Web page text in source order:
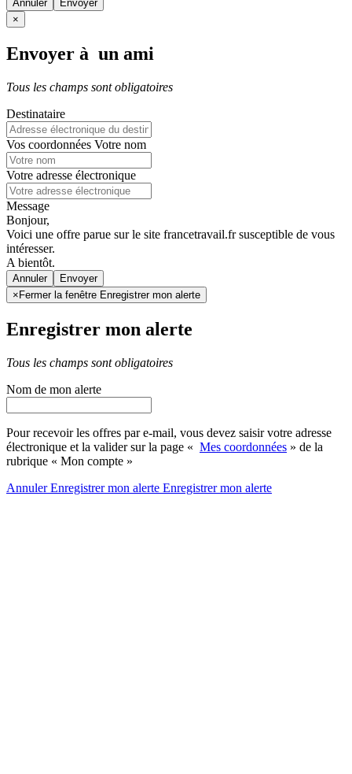
Annuler
×
Envoyer à un ami
Tous les champs sont obligatoires
Destinataire
Vos coordonnées Votre nom
Votre adresse électronique
Message
Bonjour,
Voici une offre parue sur le site francetravail.fr susceptible de vous
intéresser.
A bientôt.
Annuler
× Fermer la fenêtre Enregistrer mon alerte
Enregistrer mon alerte
Tous les champs sont obligatoires
Nom de mon alerte
Pour recevoir les offres par e-mail, vous devez saisir votre adresse
électronique et la valider sur la page « Mes coordonnées » de la
rubrique « Mon compte »
AnnulerEnregistrer mon alerte Enregistrermon alerte